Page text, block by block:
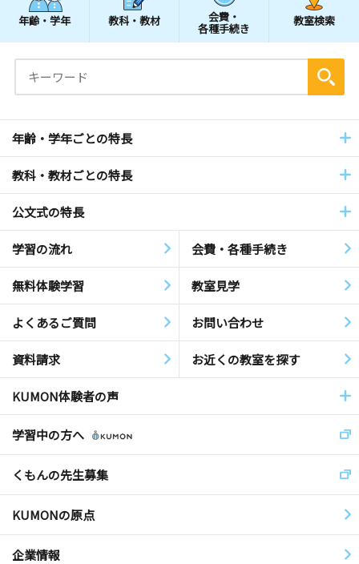
年齢・学年 教科・教材 会費・
各種手続き
教室検索
年齢・学年ごとの特長
教科・教材ごとの特長
公文式の特長
学習の流れ 会費・各種手続き
無料体験学習 教室見学
よくあるご質問 お問い合わせ
資料請求 お近くの教室を探す
KUMON体験者の声
学習中の方へ
くもんの先生募集
KUMONの原点
企業情報